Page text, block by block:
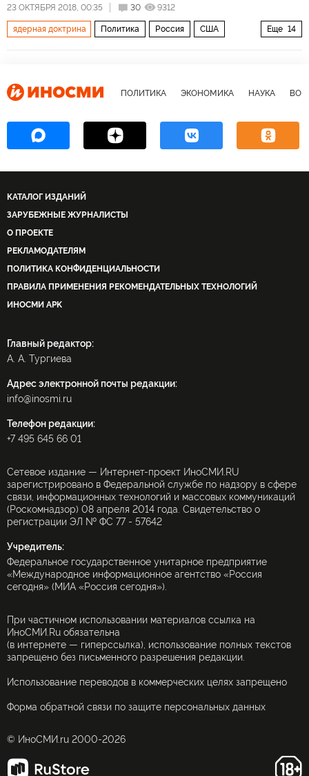
23 ОКТЯБРЯ 2018, 00:35 30 9312
Еще 14
ядерная доктрина Политика Россия США
Авангард Кинжал ракета Буревестник
атомная торпеда Посейдон ядерное оружие
катастрофа информационная война ПРО
ПОЛИТИКА ЭКОНОМИКА НАУКА
КАТАЛОГ ИЗДАНИЙ
ЗАРУБЕЖНЫЕ ЖУРНАЛИСТЫ
О ПРОЕКТЕ
РЕКЛАМОДАТЕЛЯМ
ПОЛИТИКА КОНФИДЕНЦИАЛЬНОСТИ
ПРАВИЛА ПРИМЕНЕНИЯ РЕКОМЕНДАТЕЛЬНЫХ ТЕХНОЛОГИЙ
ИНОСМИ APK
Главный редактор:
А. А. Тургиева
Адрес электронной почты редакции:
info@inosmi.ru
Телефон редакции:
+7 495 645 66 01
Сетевое издание — Интернет-проект ИноСМИ.RU
зарегистрировано в Федеральной службе по надзору в сфере
связи, информационных технологий и массовых коммуникаций
(Роскомнадзор) 08 апреля 2014 года. Свидетельство о
регистрации ЭЛ № ФС 77 - 57642
Учредитель:
Федеральное государственное унитарное предприятие
«Международное информационное агентство «Россия
сегодня» (МИА «Россия сегодня»).
При частичном использовании материалов ссылка на
ИноСМИ.Ru обязательна
(в интернете — гиперссылка), использование полных текстов
запрещено без письменного разрешения редакции.
Использование переводов в коммерческих целях запрещено
Форма обратной связи по защите персональных данных
© ИноСМИ.ru 2000-2026